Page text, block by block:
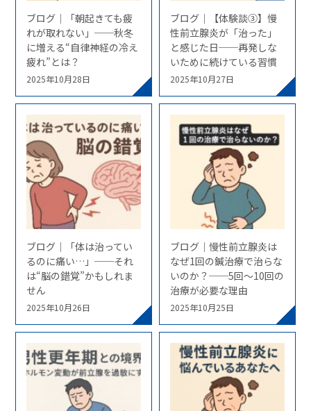
ブログ｜「朝起きても疲
れが取れない」──秋冬
に増える“自律神経の冷え
疲れ”とは？
2025年10月28日
ブログ｜【体験談③】慢
性前立腺炎が「治った」
と感じた日──再発しな
いために続けている習慣
2025年10月27日
ブログ｜「体は治ってい
るのに痛い…」──それ
は“脳の錯覚”かもしれま
せん
2025年10月26日
ブログ｜慢性前立腺炎は
なぜ1回の鍼治療で治らな
いのか？──5回〜10回の
治療が必要な理由
2025年10月25日